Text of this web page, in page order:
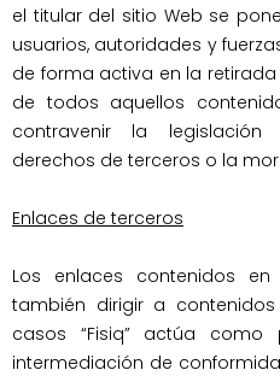
el titular del sitio Web se
usuarios, autoridades y
de forma activa en la
de todos aquellos
contravenir la legislación
derechos de terceros o la
Enlaces de terceros
Los enlaces contenidos
también dirigir a
casos “Fisiq” actúa
intermediación de